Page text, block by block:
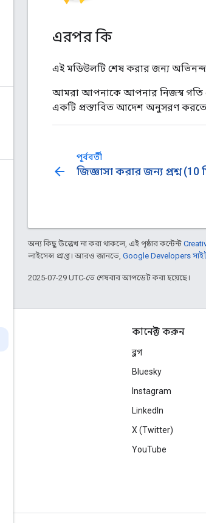
এরপর কি
এই মডিউলটি শেষ করার জন্য
আমরা আপনাকে আপনার নিজস্ব গতি
একটি প্রস্তাবিত আদেশ অনুসরণ করতে
পূর্ববর্তী
arrow_back জিজ্ঞাসা করার জন্য প্রশ্ন (10
অন্য কিছু উল্লেখ না করা থাকলে, এই পৃষ্ঠার কন্টেন্ট
লাইসেন্স প্রাপ্ত। আরও জানতে, Google Developers
2025-07-29 UTC-তে শেষবার আপডেট করা হয়েছে।
কানেক্ট করুন
ব্লগ
Bluesky
Instagram
LinkedIn
X (Twitter)
YouTube